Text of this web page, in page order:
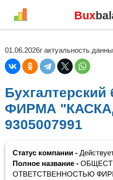
Bux
01.06.2026г актуальность
ФИРМА
9305007991
Статус компании -
Полное название -
ОТВЕТСТВЕННОСТЬЮ